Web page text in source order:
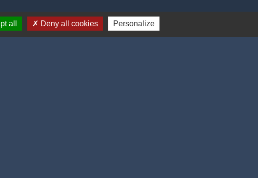
all Deny all cookies Personalize